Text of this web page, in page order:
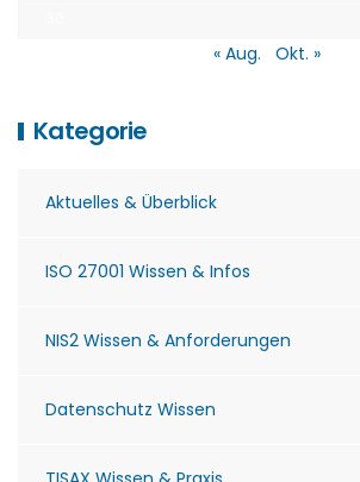
« Aug. Okt. »
Kategorie
Aktuelles & Überblick
ISO 27001 Wissen & Infos
NIS2 Wissen & Anforderungen
Datenschutz Wissen